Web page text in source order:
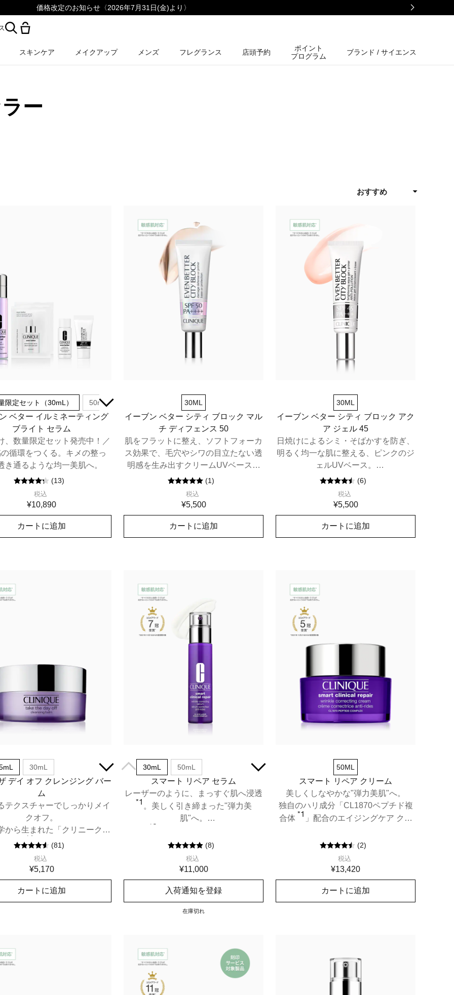
価格改定のお知らせ〈2026年7月31日(金)より〉
スキンケア メイクアップ メンズ フレグランス 店頭予約
ポイント
プログラム
ブランド / サイエンス
ー
おすすめ
限定セット（30mL） 50mL 数量限定セット（50mL）
ベター イルミネーティング
ブライト セラム
、数量限定セット発売中！／
循環をつくる。キメの整っ
き通るような均一美肌へ。
(13)
税込
¥10,890
カートに追加
30ML
イーブン ベター シティ ブロック マル
チ ディフェンス 50
肌をフラットに整え、ソフトフォーカ
ス効果で、毛穴やシワの目立たない透
明感を生み出すクリームUVベース。
４つのディフェンス機能で、あらゆる
にさらされた肌を徹底防御(マル
チ ディフェンス)。SPF50/PA++++
(1)
税込
¥5,500
カートに追加
30ML
イーブン ベター シティ ブロック アク
ア ジェル 45
日焼けによるシミ・そばかすを防ぎ、
明るく均一な肌に整える、ピンクのジ
ェルUVベース。
ブルーライトや赤外線、大気汚染や花
粉などにさらされた素肌を守る、日焼
け止め兼メーク下地。SPF45 / PA+++
(6)
税込
¥5,500
カートに追加
30mL
デイ オフ クレンジング バー
ム
テクスチャーでしっかりメイ
クオフ。
から生まれた「クリニーク」
No.1*1クレンジング。
(81)
税込
¥5,170
カートに追加
30mL 50mL
スマート リペア セラム
レーザーのように、まっすぐ肌へ浸透
*1 。美しく引き締まった"弾力美
肌"へ。
*2
人の素肌をスマートに整える紫の美容
液。
(8)
税込
¥11,000
入荷通知を登録
在庫切れ
50ML
スマート リペア クリーム
美しくしなやかな"弾力美肌"へ。
独自のハリ成分「CL1870ペプチド複
合体 *1 」配合のエイジングケア クリ
(2)
税込
¥13,420
カートに追加